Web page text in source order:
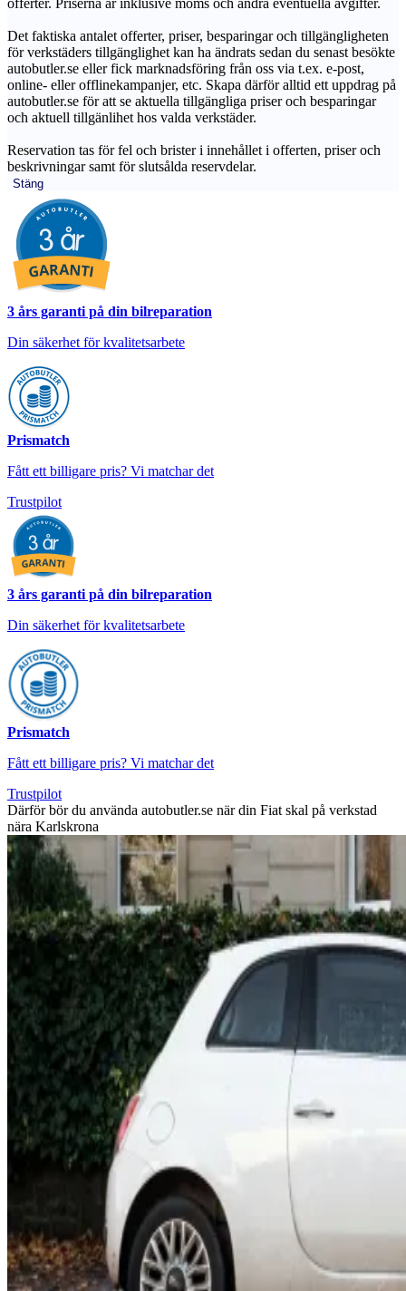
Det faktiska antalet offerter, priser, besparingar och tillgängligheten
för verkstäders tillgänglighet kan ha ändrats sedan du senast besökte
autobutler.se eller fick marknadsföring från oss via t.ex. e-post,
online- eller offlinekampanjer, etc. Skapa därför alltid ett uppdrag på
autobutler.se för att se aktuella tillgängliga priser och besparingar
och aktuell tillgänlihet hos valda verkstäder.
Reservation tas för fel och brister i innehållet i offerten, priser och
beskrivningar samt för slutsålda reservdelar.
Stäng
3 års garanti på din bilreparation
Din säkerhet för kvalitetsarbete
Prismatch
Fått ett billigare pris? Vi matchar det
Trustpilot
3 års garanti på din bilreparation
Din säkerhet för kvalitetsarbete
Prismatch
Fått ett billigare pris? Vi matchar det
Trustpilot
Därför bör du använda autobutler.se när din Fiat skal på verkstad
nära Karlskrona